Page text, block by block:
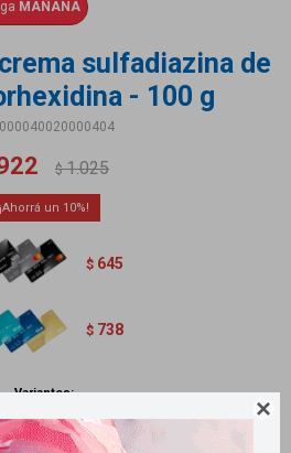

MAÑANA
sulfadiazina de
- 100 g
000040020000404
$ 1.025
10
$ 645
$ 738
Variantes: